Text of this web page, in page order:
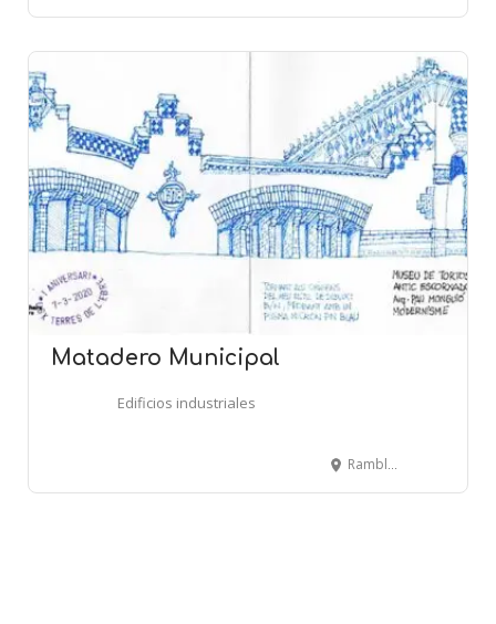
Matadero Municipal
Edificios industriales
Rambla Felip Pedrell, 3 - TORTOSA